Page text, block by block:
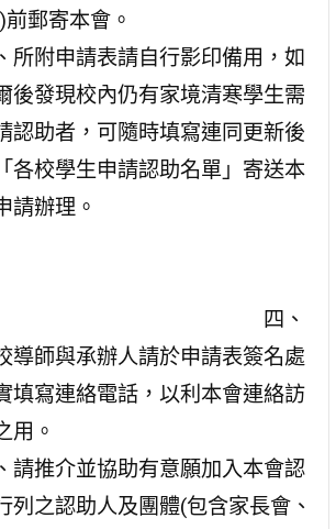
前郵寄本會。
所附申請表請自行影印備用，如
後發現校內仍有家境清寒學生需
認助者，可隨時填寫連同更新後
各校學生申請認助名單」寄送本
申請辦理。
、
導師與承辦人請於申請表簽名處
填寫連絡電話，以利本會連絡訪
用。
請推介並協助有意願加入本會認
列之認助人及團體(包含家長會、